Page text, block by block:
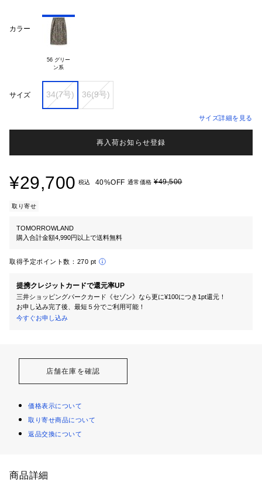
カラー
56 グリー
サイズ 34(7号) 36(9号)
サイズ詳細を見る
再入荷お知らせ登録
¥29,700 税込 40%OFF 通常価格 ¥49,500
取り寄せ
TOMORROWLAND
購入合計金額4,990円以上で送料無料
取得予定ポイント数： 270 pt
提携クレジットカードで還元率UP
三井ショッピングパークカード《セゾン》なら更に¥100につき1pt還元！
お申し込み完了後、最短５分でご利用可能！
今すぐお申し込み
店舗在庫を確認
価格表示について
取り寄せ商品について
返品交換について
商品詳細